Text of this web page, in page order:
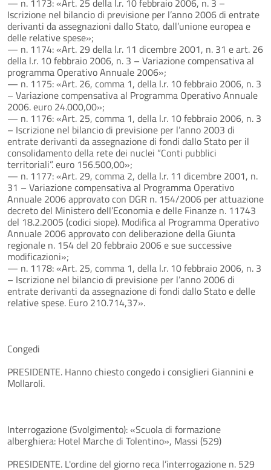
Iscrizione nel bilancio di previsione per l’anno 2006 di entrate
derivanti da assegnazioni dallo Stato, dall’unione europea e
delle relative spese»;
— n. 1174: «Art. 29 della l.r. 11 dicembre 2001, n. 31 e art. 26
della l.r. 10 febbraio 2006, n. 3 – Variazione compensativa al
programma Operativo Annuale 2006»;
— n. 1175: «Art. 26, comma 1, della l.r. 10 febbraio 2006, n. 3
– Variazione compensativa al Programma Operativo Annuale
2006. euro 24.000,00»;
— n. 1176: «Art. 25, comma 1, della l.r. 10 febbraio 2006, n. 3
– Iscrizione nel bilancio di previsione per l’anno 2003 di
entrate derivanti da assegnazione di fondi dallo Stato per il
consolidamento della rete dei nuclei “Conti pubblici
territoriali”. euro 156.500,00»;
— n. 1177: «Art. 29, comma 2, della l.r. 11 dicembre 2001, n.
31 – Variazione compensativa al Programma Operativo
Annuale 2006 approvato con DGR n. 154/2006 per attuazione
decreto del Ministero dell’Economia e delle Finanze n. 11743
del 18.2.2005 (codici siope). Modifica al Programma Operativo
Annuale 2006 approvato con deliberazione della Giunta
regionale n. 154 del 20 febbraio 2006 e sue successive
modificazioni»;
— n. 1178: «Art. 25, comma 1, della l.r. 10 febbraio 2006, n. 3
– Iscrizione nel bilancio di previsione per l’anno 2006 di
entrate derivanti da assegnazione di fondi dallo Stato e delle
relative spese. Euro 210.714,37».
Congedi
PRESIDENTE. Hanno chiesto congedo i consiglieri Giannini e
Mollaroli.
Interrogazione (Svolgimento): «Scuola di formazione
alberghiera: Hotel Marche di Tolentino», Massi (529)
PRESIDENTE. L'ordine del giorno reca l’interrogazione n. 529